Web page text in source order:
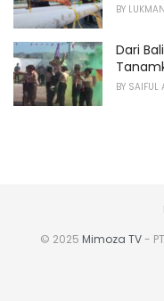
BY LUKMAN
Dari
BY SAIFUL
© 2025 Mimoza TV-